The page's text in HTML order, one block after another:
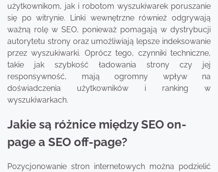
użytkownikom, jak i robotom wyszukiwarek poruszanie
się po witrynie. Linki wewnętrzne również odgrywają
ważną rolę w SEO, ponieważ pomagają w dystrybucji
autorytetu strony oraz umożliwiają lepsze indeksowanie
przez wyszukiwarki. Oprócz tego, czynniki techniczne,
takie jak szybkość ładowania strony czy jej
responsywność, mają ogromny wpływ na
doświadczenia użytkowników i ranking w
wyszukiwarkach.
Jakie są różnice między SEO on-
page a SEO off-page?
Pozycjonowanie stron internetowych można podzielić